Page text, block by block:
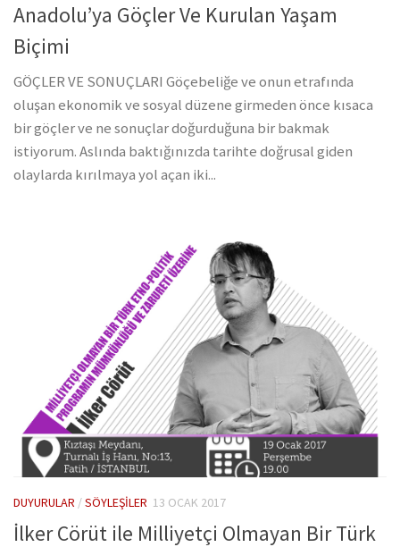
Anadolu’ya Göçler Ve Kurulan Yaşam
Biçimi
GÖÇLER VE SONUÇLARI Göçebeliğe ve onun etrafında
oluşan ekonomik ve sosyal düzene girmeden önce kısaca
bir göçler ve ne sonuçlar doğurduğuna bir bakmak
istiyorum. Aslında baktığınızda tarihte doğrusal giden
olaylarda kırılmaya yol açan iki...
DUYURULAR /SÖYLEŞILER 13 OCAK 2017
İlker Cörüt ile Milliyetçi Olmayan Bir Türk